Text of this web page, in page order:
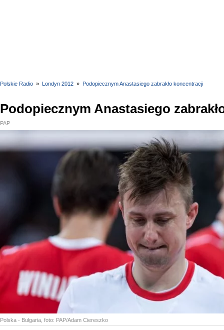
Polskie Radio » Londyn 2012 » Podopiecznym Anastasiego zabrakło koncentracji
Podopiecznym Anastasiego
PAP
Polska - Bułgaria , foto: PAP/Adam Ciereszko